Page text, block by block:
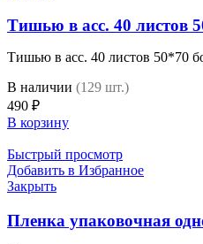
Тишью в асс. 40 листов
Тишью в асс. 40 листов 50*70
В наличии (129 шт.)
490 ₽
В корзину
Быстрый просмотр
Добавить в Избранное
Закрыть
Пленка упаковочная